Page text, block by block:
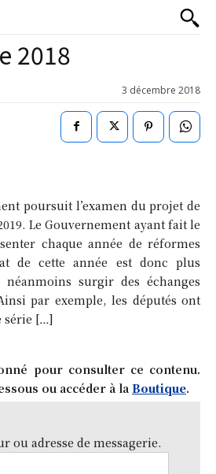
2018
3 décembre 2018
poursuit l’examen du projet de
Le Gouvernement ayant fait le
chaque année de réformes
de cette année est donc plus
surgir des échanges
par exemple, les députés ont
série […]
pour consulter ce contenu.
ou accéder à la Boutique.
ou adresse de messagerie.